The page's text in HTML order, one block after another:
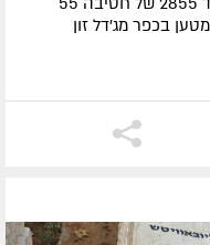
בכפר מג'דל זון